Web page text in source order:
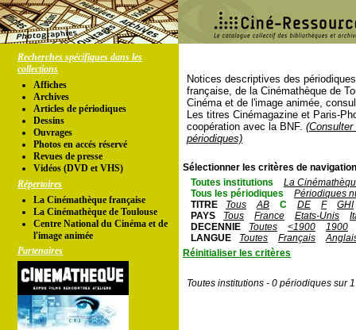
Recherches spécifiques dans les
collections
Affiches
Archives
Articles de périodiques
Dessins
Ouvrages
Photos en accés réservé
Revues de presse
Vidéos (DVD et VHS)
Répertoires
La Cinémathèque française
La Cinémathèque de Toulouse
Centre National du Cinéma et de
l'image animée
Partenaires
Notices descriptives des
française, de la Cinémathèque de
Cinéma et de l'image animée,
Les titres Cinémagazine et Paris-
coopération avec la BNF.
périodiques)
Sélectionner les critères de
Toutes institutions
La
Tous les périodiques
Périodiques
TITRE
Tous AB C DE F
GHI
PAYS
Tous France Etats-Unis
DECENNIE
Toutes <1900
1900
LANGUE
Toutes Français
Réinitialiser les critères
Toutes institutions - 0 périodiques sur